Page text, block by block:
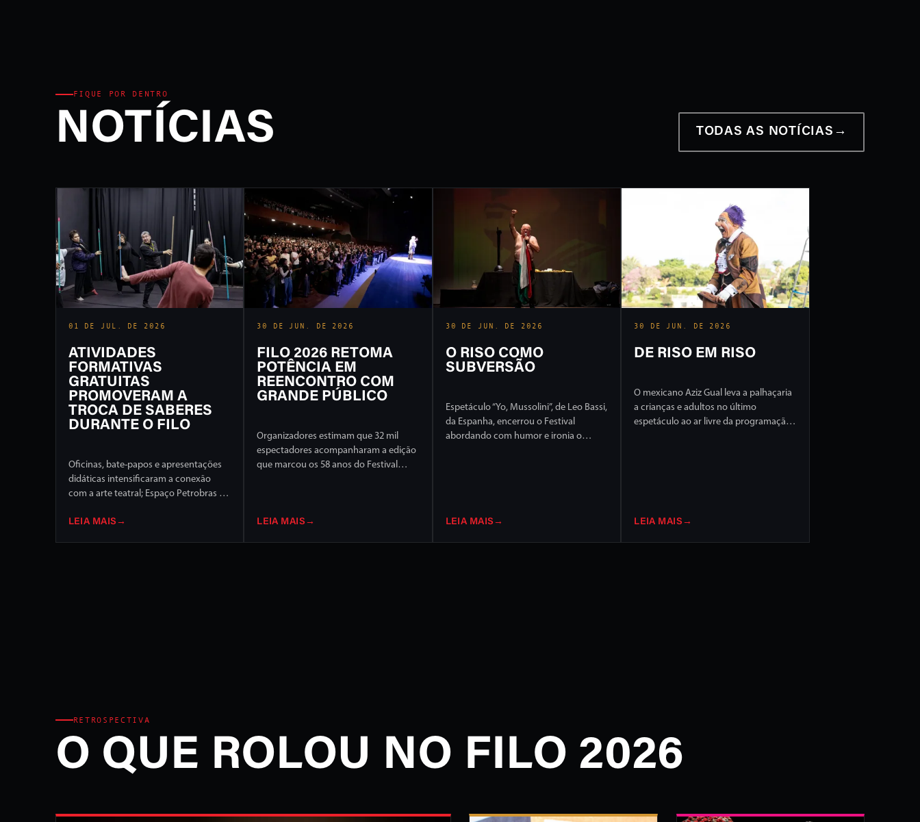
FIQUE POR DENTRO
NOTÍCIAS TODAS AS NOTÍCIAS →
01 DE JUL. DE 2026
ATIVIDADES
FORMATIVAS
GRATUITAS
PROMOVERAM A
TROCA DE SABERES
DURANTE O FILO
Oficinas, bate-papos e apresentações
didáticas intensificaram a conexão
com a arte teatral; Espaço Petrobras foi
LEIA MAIS →
30 DE JUN. DE 2026
FILO 2026 RETOMA
POTÊNCIA EM
REENCONTRO COM
GRANDE PÚBLICO
Organizadores estimam que 32 mil
espectadores acompanharam a edição
que marcou os 58 anos do Festival
LEIA MAIS →
30 DE JUN. DE 2026
O RISO COMO
SUBVERSÃO
Espetáculo “Yo, Mussolini”, de Leo Bassi,
da Espanha, encerrou o Festival
abordando com humor e ironia o
LEIA MAIS →
30 DE JUN. DE 2026
DE RISO EM RISO
O mexicano Aziz Gual leva a palhaçaria
a crianças e adultos no último
espetáculo ao ar livre da programação
LEIA MAIS →
RETROSPECTIVA
O QUE ROLOU NO FILO 2026